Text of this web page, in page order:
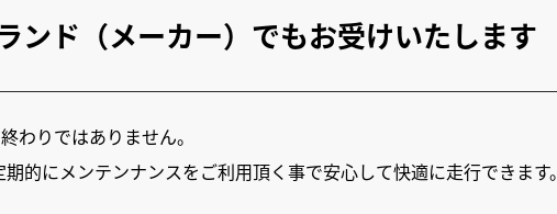
ンド（メーカー）でもお受けいたします
わりではありません。
的にメンテンナンスをご利用頂く事で安心して快適に走行できます。